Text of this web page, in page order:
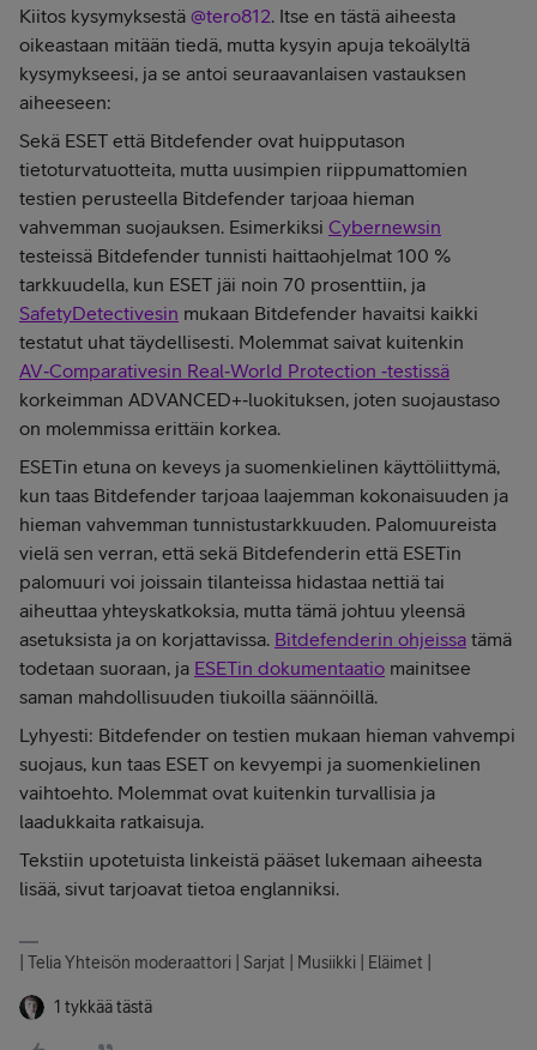
Kiitos kysymyksestä ​ @tero812. Itse en tästä aiheesta
oikeastaan mitään tiedä, mutta kysyin apuja tekoälyltä
kysymykseesi, ja se antoi seuraavanlaisen vastauksen
aiheeseen:
Sekä ESET että Bitdefender ovat huipputason
tietoturvatuotteita, mutta uusimpien riippumattomien
testien perusteella Bitdefender tarjoaa hieman
vahvemman suojauksen. Esimerkiksi Cybernewsin
testeissä Bitdefender tunnisti haittaohjelmat 100 %
tarkkuudella, kun ESET jäi noin 70 prosenttiin, ja
SafetyDetectivesin mukaan Bitdefender havaitsi kaikki
testatut uhat täydellisesti. Molemmat saivat kuitenkin
AV‑Comparativesin Real‑World Protection ‑testissä
korkeimman ADVANCED+‑luokituksen, joten suojaustaso
on molemmissa erittäin korkea.
ESETin etuna on keveys ja suomenkielinen käyttöliittymä,
kun taas Bitdefender tarjoaa laajemman kokonaisuuden ja
hieman vahvemman tunnistustarkkuuden. Palomuureista
vielä sen verran, että sekä Bitdefenderin että ESETin
palomuuri voi joissain tilanteissa hidastaa nettiä tai
aiheuttaa yhteyskatkoksia, mutta tämä johtuu yleensä
asetuksista ja on korjattavissa. Bitdefenderin ohjeissa tämä
todetaan suoraan, ja ESETin dokumentaatio mainitsee
saman mahdollisuuden tiukoilla säännöillä.
Lyhyesti: Bitdefender on testien mukaan hieman vahvempi
suojaus, kun taas ESET on kevyempi ja suomenkielinen
vaihtoehto. Molemmat ovat kuitenkin turvallisia ja
laadukkaita ratkaisuja.
Tekstiin upotetuista linkeistä pääset lukemaan aiheesta
lisää, sivut tarjoavat tietoa englanniksi.
| Telia Yhteisön moderaattori | Sarjat | Musiikki | Eläimet |
1 tykkää tästä